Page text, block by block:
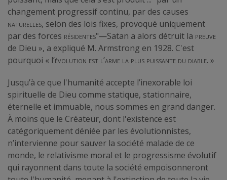
changement progressif continu, par des causes
naturelles, selon des lois fixes, provoqué uniquement
par des forces résidentes"—Satan a alors détruit la preuve
de Dieu », a expliqué M. Armstrong en 1928. C'est
pourquoi « l’évolution est l’arme la plus puissante du diable. »
Jusqu’à ce que l'humanité accepte l’inexorable loi
spirituelle de Dieu comme statique, stationnaire,
éternelle et immuable, nous sommes en grand danger.
À moins que le Créateur, dont l'existence est
catégoriquement déniée par les évolutionnistes,
n’intervienne pour sauver la société malade de ce
monde, le relativisme moral et le progressisme évolutif
qui rayonnent dans toute la société empoisonneront